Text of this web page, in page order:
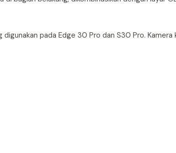
pada Edge 30 Pro dan S30 Pro. Kamera